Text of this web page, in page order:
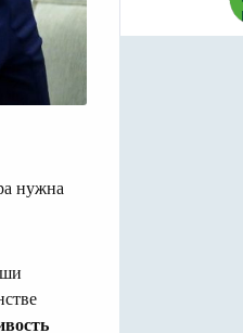
нужна